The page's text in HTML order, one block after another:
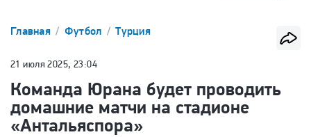
Главная Футбол Турция
21 июля 2025, 23:04
Команда Юрана будет проводить
домашние матчи на стадионе
«Антальяспора»